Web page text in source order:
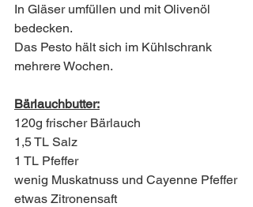
In Gläser umfüllen und mit Olivenöl
bedecken.
Das Pesto hält sich im Kühlschrank
mehrere Wochen.
Bärlauchbutter:
120g frischer Bärlauch
1,5 TL Salz
1 TL Pfeffer
wenig Muskatnuss und Cayenne Pfeffer
etwas Zitronensaft